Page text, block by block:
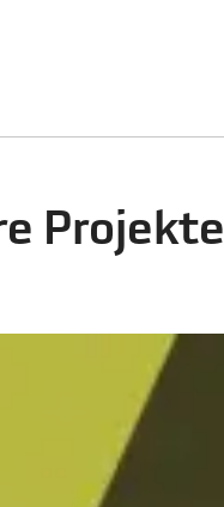
Projekte